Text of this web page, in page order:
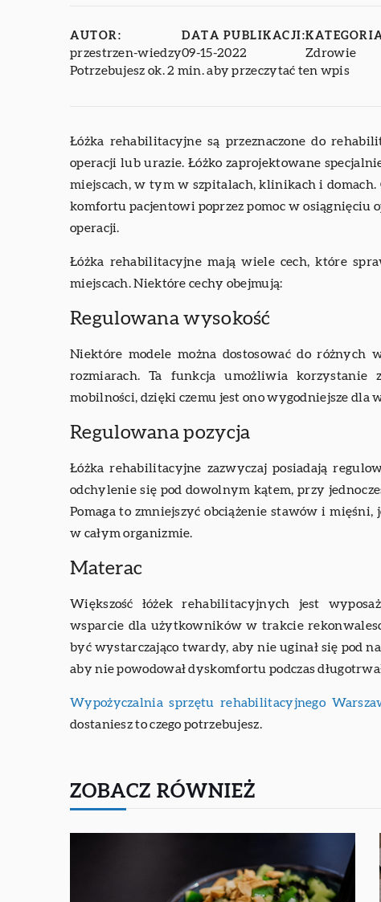
AUTOR:
przestrzen-wiedzy
DATA PUBLIKACJI:
09-15-2022
Zdrowie
Potrzebujesz ok. 2 min. aby przeczytać ten wpis
Łóżka rehabilitacyjne są przeznaczone do
operacji lub urazie. Łóżko zaprojektowane
miejscach, w tym w szpitalach, klinikach i
komfortu pacjentowi poprzez pomoc w osiągnięciu
operacji.
Łóżka rehabilitacyjne mają wiele cech, które
miejscach. Niektóre cechy obejmują:
Regulowana wysokość
Niektóre modele można dostosować do różnych
rozmiarach. Ta funkcja umożliwia korzystanie
mobilności, dzięki czemu jest ono wygodniejsze dla
Regulowana pozycja
Łóżka rehabilitacyjne zazwyczaj posiadają
odchylenie się pod dowolnym kątem, przy
Pomaga to zmniejszyć obciążenie stawów i
w całym organizmie.
Materac
Większość łóżek rehabilitacyjnych jest
wsparcie dla użytkowników w trakcie
być wystarczająco twardy, aby nie uginał się pod
aby nie powodował dyskomfortu podczas
Wypożyczalnia sprzętu rehabilitacyjnego
dostaniesz to czego potrzebujesz.
ZOBACZ RÓWNIEŻ